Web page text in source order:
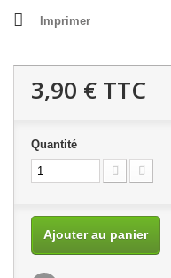
Imprimer
3,90 € TTC
Quantité
Ajouter au panier